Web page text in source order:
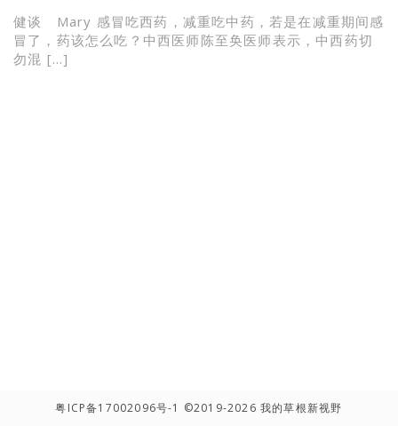
健谈 Mary 感冒吃西药，减重吃中药，若是在减重期间感
冒了，药该怎么吃？中西医师陈至奂医师表示，中西药切
勿混 […]
粤ICP备17002096号-1 ©2019-2026 我的草根新视野